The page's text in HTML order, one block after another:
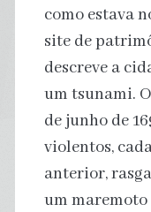
como estava
site de
descreve a
um tsunami.
de junho de
violentos,
anterior,
um maremoto